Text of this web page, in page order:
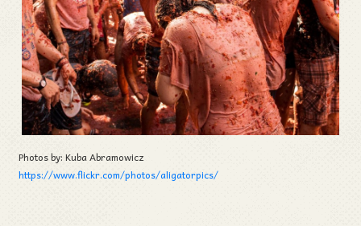
Photos by: Kuba Abramowicz
https://www.flickr.com/photos/aligatorpics/